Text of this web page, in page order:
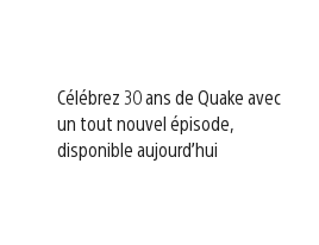
Célébrez 30 ans de Quake avec
un tout nouvel épisode,
disponible aujourd’hui